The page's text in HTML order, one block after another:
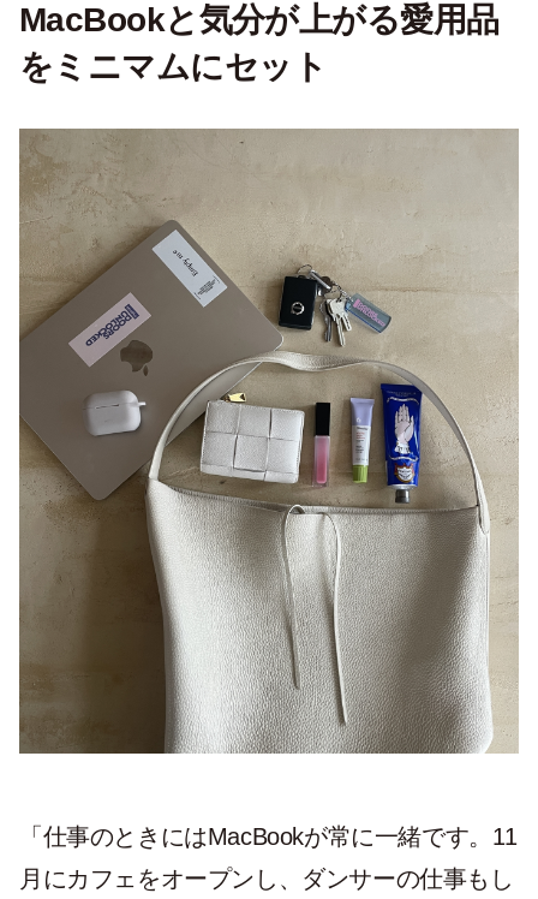
MacBookと気分が上がる愛用品
をミニマムにセット
「仕事のときにはMacBookが常に一緒です。11
月にカフェをオープンし、ダンサーの仕事もし